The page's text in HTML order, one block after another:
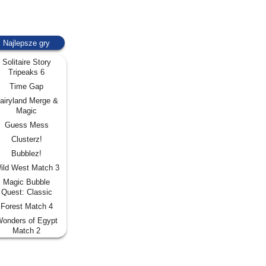
Najlepsze gry
Solitaire Story
Tripeaks 6
Time Gap
Merge &
Magic
Guess Mess
Clusterz!
Bubblez!
West Match 3
Magic Bubble
Quest: Classic
Forest Match 4
of Egypt
Match 2